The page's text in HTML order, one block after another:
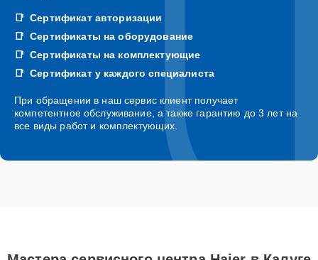
Сертификат авторизации
Сертификаты на оборудование
Сертификаты на комплектующие
Сертификат у каждого специалиста
При обращении в наш сервис клиент получает
компетентное обслуживание, а также гарантию до 3 лет на
все виды работ и комплектующих.